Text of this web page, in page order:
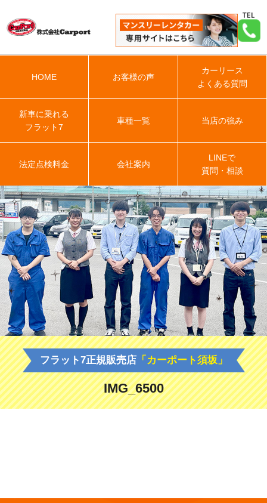
HOME お客様の声
カーリース
よくある質問
新車に乗れる
フラット7
車種一覧 当店の強み
法定点検料金 会社案内
LINEで
質問・相談
フラット7正規販売店「カーポート須坂」
IMG_6500